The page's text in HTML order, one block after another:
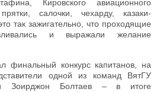
Кировского авиационного
салочки, чехарду, казаки-
так зажигательно, что проходящие
и выражали желание
финальный конкурс капитанов, на
одной из команд ВятГУ
Зоирджон Болтаев – в итоге